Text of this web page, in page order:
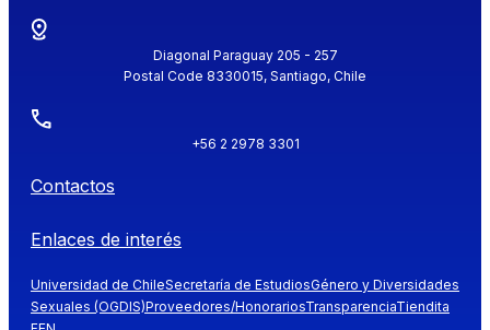
Diagonal Paraguay 205 - 257
Postal Code 8330015, Santiago, Chile
+56 2 2978 3301
Contactos
Enlaces de interés
Universidad de ChileSecretaría de EstudiosGénero y Diversidades
Sexuales (OGDIS)Proveedores/HonorariosTransparenciaTiendita